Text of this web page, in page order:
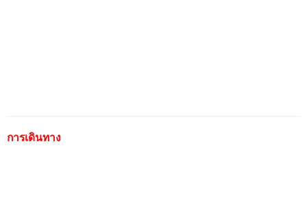
การเดินทาง